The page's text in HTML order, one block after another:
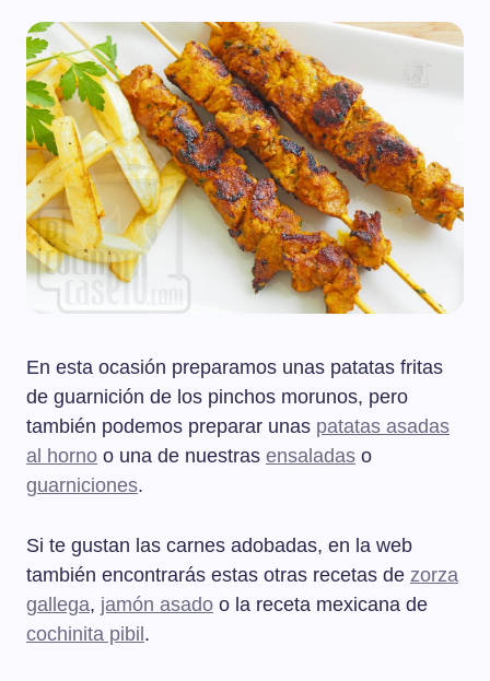
En esta ocasión preparamos unas patatas fritas
de guarnición de los pinchos morunos, pero
también podemos preparar unas patatas asadas
al horno o una de nuestras ensaladas o
guarniciones.
Si te gustan las carnes adobadas, en la web
también encontrarás estas otras recetas de zorza
gallega, jamón asado o la receta mexicana de
cochinita pibil .